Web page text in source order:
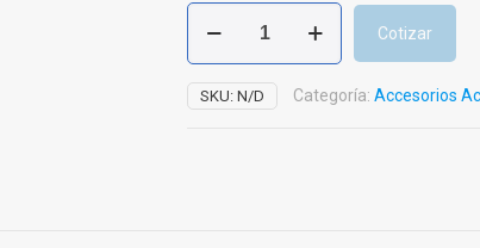
Codo
Acero
Carbón
Roscar
x
Cotizar
SKU:N/D Categoría:Accesorios